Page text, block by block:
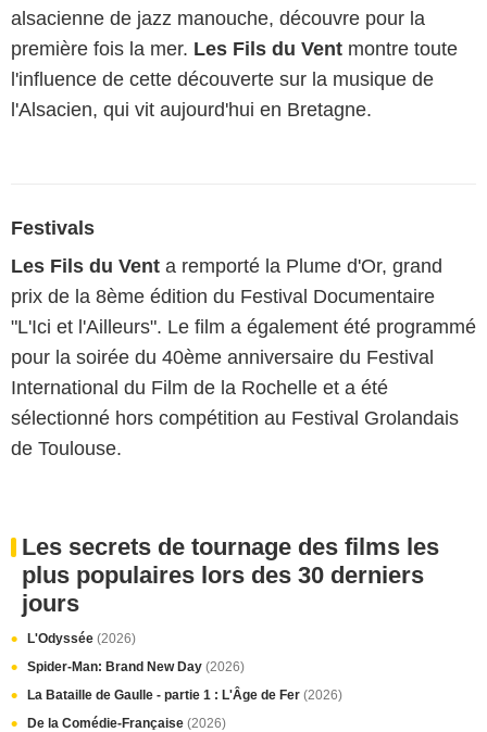
alsacienne de jazz manouche, découvre pour la
première fois la mer. Les Fils du Vent montre toute
l'influence de cette découverte sur la musique de
l'Alsacien, qui vit aujourd'hui en Bretagne.
Festivals
Les Fils du Vent a remporté la Plume d'Or, grand
prix de la 8ème édition du Festival Documentaire
"L'Ici et l'Ailleurs". Le film a également été programmé
pour la soirée du 40ème anniversaire du Festival
International du Film de la Rochelle et a été
sélectionné hors compétition au Festival Grolandais
de Toulouse.
Les secrets de tournage des films les
plus populaires lors des 30 derniers
jours
L'Odyssée (2026)
Spider-Man: Brand New Day (2026)
La Bataille de Gaulle - partie 1 : L'Âge de Fer (2026)
De la Comédie-Française (2026)